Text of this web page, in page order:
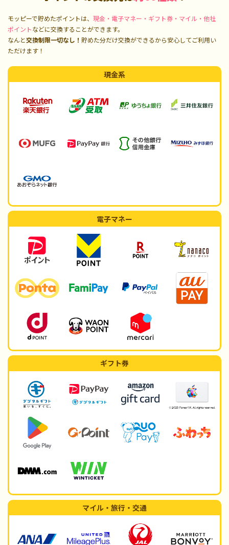
モッピーで貯めたポイントは、 現金・電子マネー・ギフト券・マイル・他社
ポイントなどに交換することができます。
なんと交換制限一切なし！ 貯めた分だけ交換ができるから安心してご利用い
ただけます！
現金系
電子マネー
ギフト券
マイル・旅行・交通